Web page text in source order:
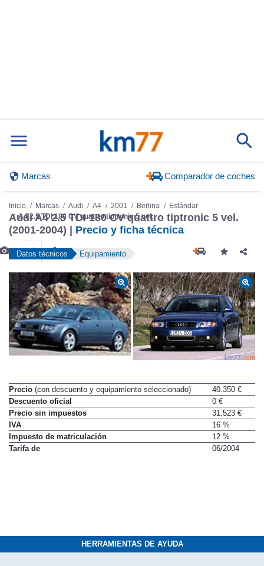
Marcas Comparador de coches
Inicio Marcas Audi A4 2001 Berlina
Estándar
A4 2.5 TDI 180 CV quattro tiptronic 5 vel.
Audi A4 2.5 TDI 180 CV quattro tiptronic 5 vel.
(2001-2004) | Precio y ficha técnica
Datos técnicos Equipamiento
Precio (con descuento y equipamiento seleccionado)
40.350 €
Descuento oficial
0 €
Precio sin impuestos
31.523 €
IVA
16 %
Impuesto de matriculación
12 %
Tarifa de
06/2004
HERRAMIENTAS DE AYUDA